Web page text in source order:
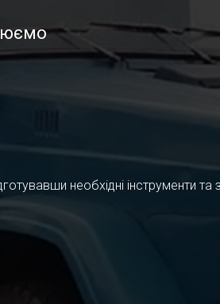
необхідні інструменти